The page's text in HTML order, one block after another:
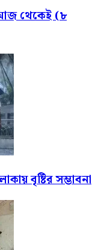
আজ থেকেই (৮
বৃষ্টির সম্ভাবনা